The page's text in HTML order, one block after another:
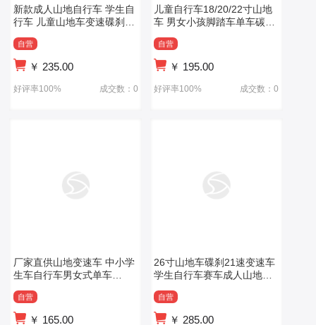
新款成人山地自行车 学生自
行车 儿童山地车变速碟刹减
自营
￥ 235.00
好评率100% 成交数：0
儿童自行车18/20/22寸山地
车 男女小孩脚踏车单车碳钢
自营
￥ 195.00
好评率100% 成交数：0
厂家直供山地变速车 中小学
生车自行车男女式单车
自营
￥ 165.00
26寸山地车碟刹21速变速车
学生自行车赛车成人山地车
自营
￥285.00